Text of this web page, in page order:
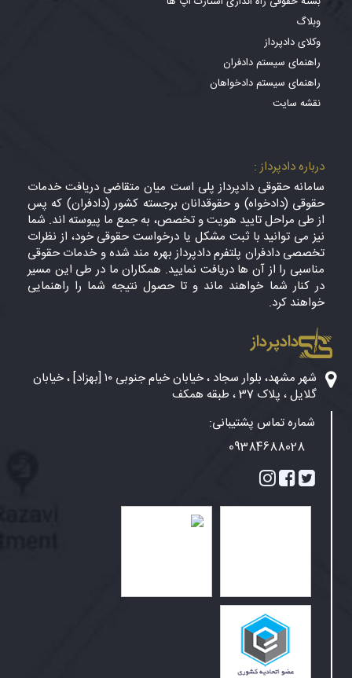
وبلاگ
وکلای دادپرداز
راهنمای سیستم دادفران
راهنمای سیستم دادخواهان
نقشه سایت
درباره دادپرداز :
سامانه حقوقی دادپرداز پلی است میان متقاضی دریافت خدمات
حقوقی (دادخواه) و حقوقدانان برجسته کشور (دادفران) که پس
از طی مراحل تایید هویت و تخصص، به جمع ما پیوسته اند. شما
نیز می توانید با ثبت مشکل یا درخواست حقوقی خود، از نظرات
تخصصی دادفران پلتفرم دادپرداز بهره مند شده و خدمات حقوقی
مناسبی را از آن ها دریافت نمایید. همکاران ما در طی این مسیر
در کنار شما خواهند ماند و تا حصول نتیجه شما را راهنمایی
خواهند کرد.
دادپرداز
شهر مشهد، بلوار سجاد ، خیابان خیام جنوبی ۱۰ [بهزاد] ، خیابان
گلایل ، پلاک 37 ، طبقه همکف
شماره تماس پشتیبانی:
09384688028